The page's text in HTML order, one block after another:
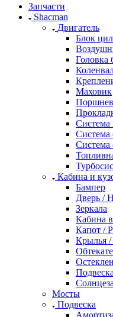
Запчасти
Shacman
Двигатель
Блок
Головка
Маховик
Система
Система
Система
Кабина и
Бампер
Дверь /
Зеркала
Кабина
Капот /
Крылья
Мосты
Подвеска